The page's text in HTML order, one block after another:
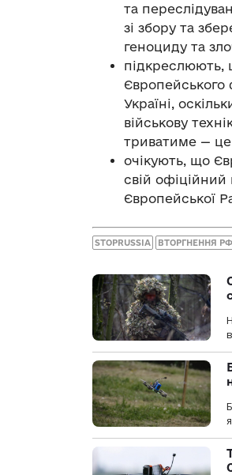
та
зі збору та
геноциду та
підкреслюють,
Україні,
військову
триватиме — це
очікують, що
свій
Європейської
STOPRUSSIA ВТОРГНЕННЯ РФ